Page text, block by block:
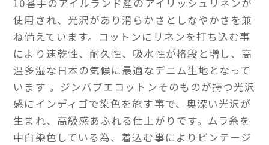
使用され、光沢があり滑らかさとしなやかさを兼
ね備えています。コットンにリネンを打ち込む事
により速乾性、耐久性、吸水性が格段と増し、高
温多湿な日本の気候に最適なデニム生地となって
います 。ジンバブエコットンそのものが持つ光沢
感にインディゴで染色を施す事で、奥深い光沢が
生まれ、高級感あふれる仕上がりです。ムラ糸を
中白染色している為、着込む事によりビンテージ